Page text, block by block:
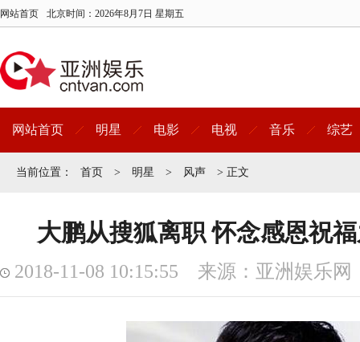
网站首页 北京时间： 2026年8月7日 星期五
网站首页 明星 电影 电视 音乐 综艺
当前位置： 首页 > 明星 > 风声 > 正文
大鹏从搜狐离职 怀念感恩祝
2018-11-08 10:15:55 来源：亚洲娱乐网